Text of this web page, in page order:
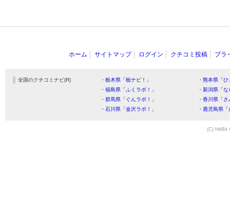
ホーム サイトマップ ログイン クチコミ投稿 プラ
全国のクチコミナビ(R) ・栃木県「栃ナビ！」
・熊本県「
・福島県「ふくラボ！」
・新潟県「
・群馬県「ぐんラボ！」
・香川県「
・石川県「金沢ラボ！」
・鹿児島県
(C) HitBit